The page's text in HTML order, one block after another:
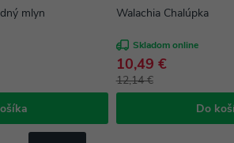
mlyn Walachia Chalúpka
Skladom online
12,14 €
10,49 €
Do